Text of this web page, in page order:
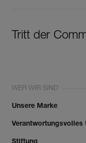
Tritt der
WER WIR SIND
Unsere Marke
Verantwortungsvolles